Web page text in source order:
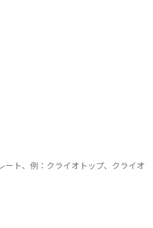
ト、例：クライオトップ、クライオ